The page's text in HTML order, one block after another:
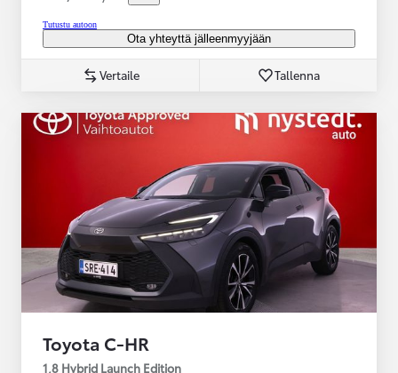
Tutustu autoon
Ota yhteyttä jälleenmyyjään
Vertaile Tallenna
Toyota C-HR
1,8 Hybrid Launch Edition